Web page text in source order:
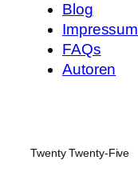
Blog
Impressum
FAQs
Autoren
Twenty Twenty-Five